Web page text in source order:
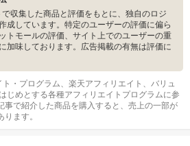
収集した商品と評価をもとに、独自のロジ
成しています。特定のユーザーの評価に偏ら
トモールの評価、サイト上でのユーザーの重
加味しております。広告掲載の有無は評価に
・プログラム、楽天アフィリエイト、バリュ
じめとする各種アフィリエイトプログラムに参
事で紹介した商品を購入すると、売上の一部が
ます。